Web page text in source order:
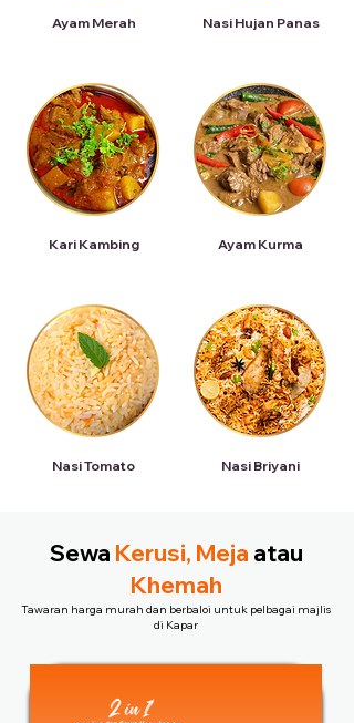
Ayam Merah
Kari Kambing
Nasi Tomato
Nasi Hujan Panas
Ayam Kurma
Nasi Briyani
Sewa Kerusi, Meja atau
Khemah
Tawaran harga murah dan berbaloi untuk pelbagai majlis
di Kapar